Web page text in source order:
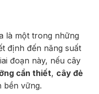
là một trong những
định đến năng suất
đoạn này, nếu cây
cần thiết, cây đẻ
bền vững.